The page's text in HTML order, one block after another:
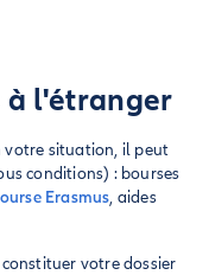
à l'étranger
votre situation, il peut
conditions) : bourses
Erasmus, aides
votre dossier